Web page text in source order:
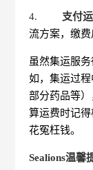
4. 支付
流方案，缴费
虽然集运服
如，集运过程
部分药品等
算运费时记
花冤枉钱。
Sealions温馨